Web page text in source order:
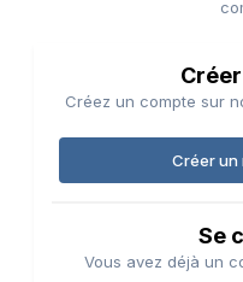
Créez un compte sur
Créer un
Se
Vous avez déjà un